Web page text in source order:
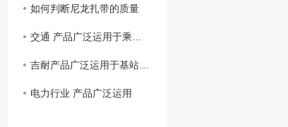
如何判断尼龙扎带的质量
交通 产品广泛运用于乘用车、重型机械、轨道交通、新能源汽车等多个领域。
吉耐产品广泛运用于基站建设、光缆铺设等多个领域。
电力行业 产品广泛运用